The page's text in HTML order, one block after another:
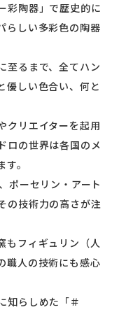
彩陶器」で歴史的に
らしい多彩色の陶器
至るまで、全てハン
優しい色合い、何と
クリエイターを起用
ロの世界は各国のメ
。
ポーセリン・アート
の技術力の高さが注
もフィギュリン（人
職人の技術にも感心
知らしめた「＃